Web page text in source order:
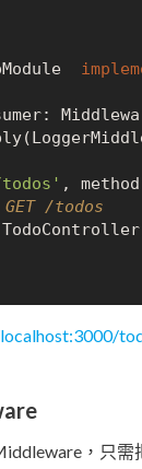
,
/todos
，只需